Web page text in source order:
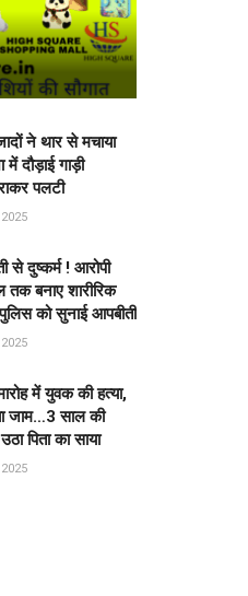
ने थार से मचाया
दौड़ाई गाड़ी
पलटी
से दुष्कर्म ! आरोपी
बनाए शारीरिक
को सुनाई आपबीती
में युवक की हत्या,
जाम…3 साल की
पिता का साया